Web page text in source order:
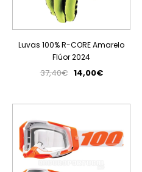
Luvas 100% R-CORE Amarelo
Flúor 2024
37,40€ 14,00€